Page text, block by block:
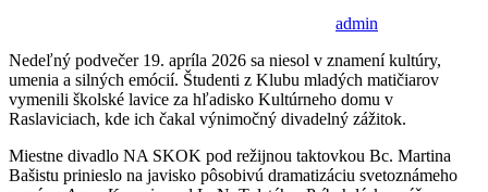
admin
Nedeľný podvečer 19. apríla 2026 sa niesol v znamení kultúry,
umenia a silných emócií. Študenti z Klubu mladých matičiarov
vymenili školské lavice za hľadisko Kultúrneho domu v
Raslaviciach, kde ich čakal výnimočný divadelný zážitok.
Miestne divadlo NA SKOK pod režijnou taktovkou Bc. Martina
Bašistu prinieslo na javisko pôsobivú dramatizáciu svetoznámeho